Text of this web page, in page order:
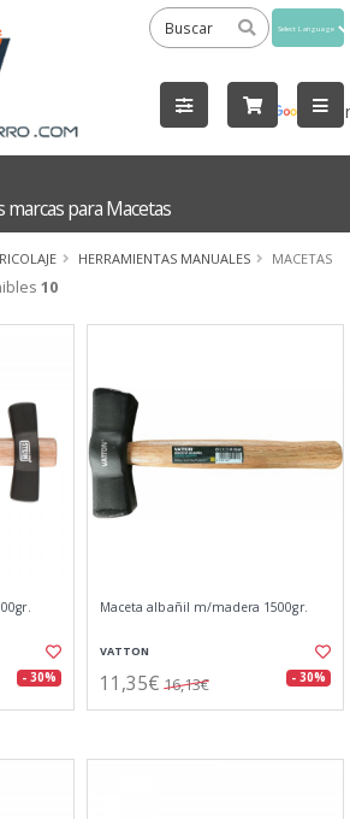
by
para Macetas
HERRAMIENTAS MANUALES MACETAS
10
- 30%
Maceta albañil m/madera 1500gr.
VATTON
11,35€ 16,13€ - 30%